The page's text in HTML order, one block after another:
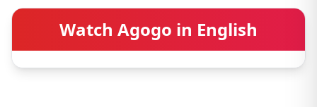
Watch Agogo in English